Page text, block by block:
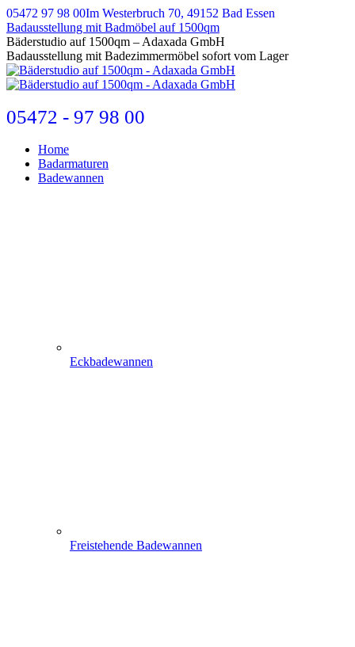
Zum
Inhalt
springen
05472 97 98 00Im Westerbruch 70, 49152 Bad Essen
Badausstellung mit Badmöbel auf 1500qm
E-
Mail
page
opens
new
window
Bäderstudio auf 1500qm – Adaxada GmbH
Badausstellung mit Badezimmermöbel sofort vom Lager
05472 - 97 98 00
Home
Badarmaturen
Badewannen
Eckbadewannen
Freistehende Badewannen